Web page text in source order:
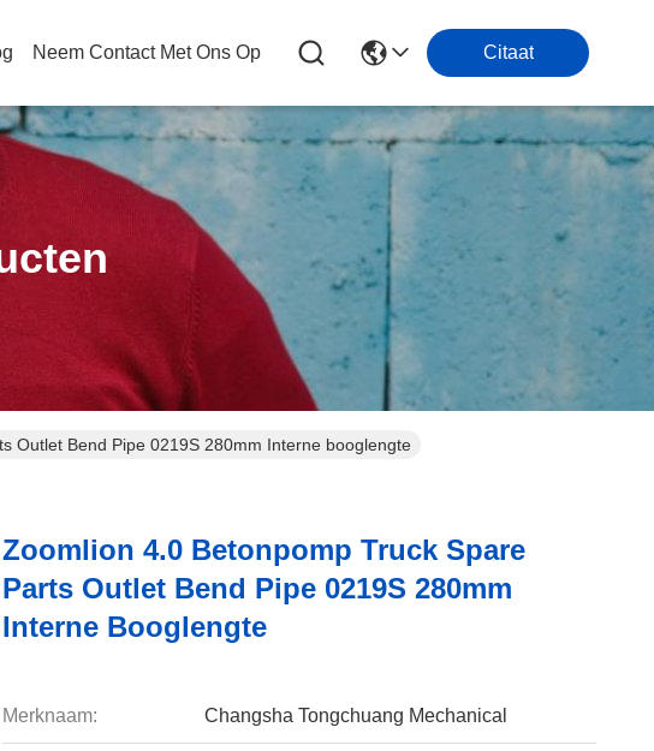
Neem Contact Met Ons Op Citaat
Outlet Bend Pipe 0219S 280mm Interne booglengte
Zoomlion 4.0 Betonpomp Truck Spare
Parts Outlet Bend Pipe 0219S 280mm
Interne Booglengte
Merknaam: Changsha Tongchuang Mechanical